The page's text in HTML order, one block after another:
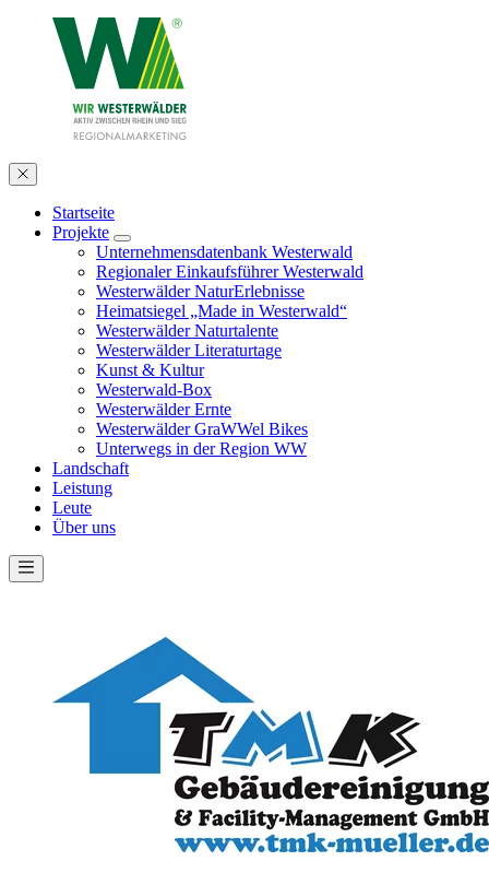
Startseite
Projekte
Unternehmensdatenbank Westerwald
Regionaler Einkaufsführer Westerwald
Westerwälder NaturErlebnisse
Heimatsiegel „Made in Westerwald“
Westerwälder Naturtalente
Westerwälder Literaturtage
Kunst & Kultur
Westerwald-Box
Westerwälder Ernte
Westerwälder GraWWel Bikes
Unterwegs in der Region WW
Landschaft
Leistung
Leute
Über uns